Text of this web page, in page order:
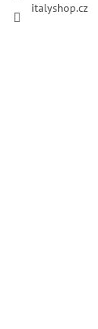
italyshop.cz